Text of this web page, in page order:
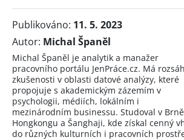
Publikováno: 11. 5. 2023
Autor: Michal Španěl
Michal Španěl je analytik a manažer
pracovního portálu JenPráce.cz. Má
zkušenosti v oblasti datové analýzy, které
propojuje s akademickým zázemím v
psychologii, médiích, lokálním i
mezinárodním businessu. Studoval v
Hongkongu a Šanghaji, kde získal cenný
do různých kulturních i pracovních